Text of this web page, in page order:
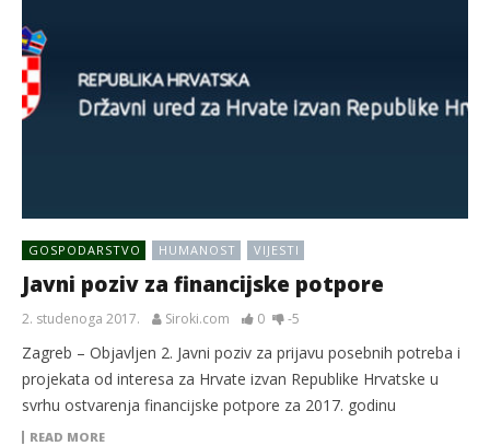
GOSPODARSTVO HUMANOST VIJESTI
Javni poziv za financijske potpore
2. studenoga 2017. Siroki.com 0 -5
Zagreb – Objavljen 2. Javni poziv za prijavu posebnih potreba i
projekata od interesa za Hrvate izvan Republike Hrvatske u
svrhu ostvarenja financijske potpore za 2017. godinu
READ MORE